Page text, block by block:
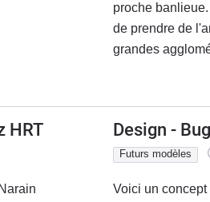
proche
de prendre de
grandes
HRT Design -
Futurs modèles
Voici un concept